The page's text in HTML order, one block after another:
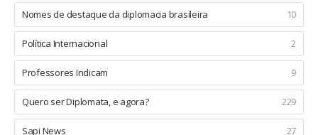
Nomes de destaque da diplomacia brasileira 10
Política Internacional 2
Professores Indicam 9
Quero ser Diplomata, e agora? 229
Sapi News 27